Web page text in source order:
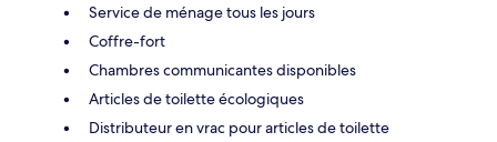
Service de ménage tous les jours
Coffre-fort
Chambres communicantes disponibles
Articles de toilette écologiques
Distributeur en vrac pour articles de toilette